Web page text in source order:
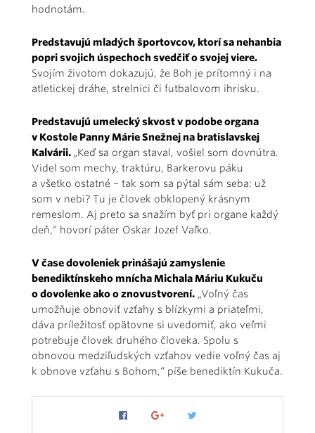
hodnotám.
Predstavujú mladých športovcov, ktorí sa nehanbia
popri svojich úspechoch svedčiť o svojej viere.
Svojím životom dokazujú, že Boh je prítomný i na
atletickej dráhe, strelnici či futbalovom ihrisku.
Predstavujú umelecký skvost v podobe organa
v Kostole Panny Márie Snežnej na bratislavskej
Kalvárii. „Keď sa organ staval, vošiel som dovnútra.
Videl som mechy, traktúru, Barkerovu páku
a všetko ostatné – tak som sa pýtal sám seba: už
som v nebi? Tu je človek obklopený krásnym
remeslom. Aj preto sa snažím byť pri organe každý
deň,“ hovorí páter Oskar Jozef Vaľko.
V čase dovoleniek prinášajú zamyslenie
benediktínskeho mnícha Michala Máriu Kukuču
o dovolenke ako o znovustvorení. „Voľný čas
umožňuje obnoviť vzťahy s blízkymi a priateľmi,
dáva príležitosť opätovne si uvedomiť, ako veľmi
potrebuje človek druhého človeka. Spolu s
obnovou medziľudských vzťahov vedie voľný čas aj
k obnove vzťahu s Bohom,“ píše benediktín Kukuča.